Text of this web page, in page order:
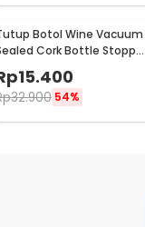
Botol Wine Vacuum
Cork Bottle Stopper
15.400
32.900 54%